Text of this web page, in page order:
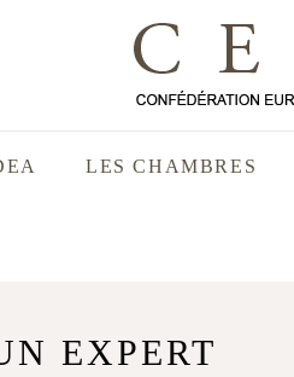
LES CHAMBRES
EXPERT